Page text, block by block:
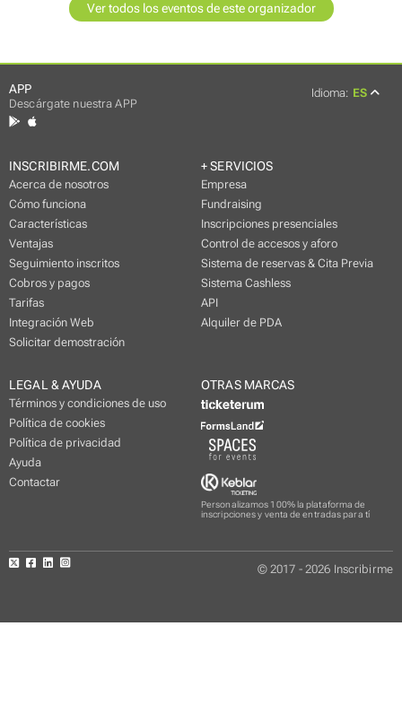
Ver todos los eventos de este organizador
INSCRIBIRME.COM
Acerca de nosotros
Cómo funciona
Características
Ventajas
Seguimiento inscritos
Cobros y pagos
Tarifas
Integración Web
Solicitar demostración
+ SERVICIOS
Empresa
Fundraising
Inscripciones presenciales
Control de accesos y aforo
Sistema de reservas & Cita Previa
Sistema Cashless
API
Alquiler de PDA
LEGAL & AYUDA
Términos y condiciones de uso
Política de cookies
Política de privacidad
Ayuda
Contactar
APP
Descárgate nuestra APP
Idioma: ES
OTRAS MARCAS
Personalizamos 100% la plataforma de
inscripciones y venta de entradas para tí
© 2017 - 2026 Inscribirme